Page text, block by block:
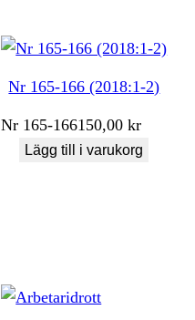
Nr 165-166 (2018:1-2)
Nr 165-166150,00kr
Lägg till i varukorg